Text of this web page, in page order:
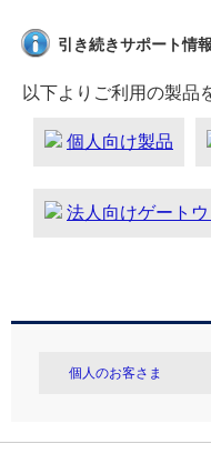
引き続きサポート情
以下よりご利用の製品
個人向け製品
法人向けゲート
個人のお客さま